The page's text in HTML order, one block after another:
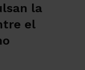
la
el